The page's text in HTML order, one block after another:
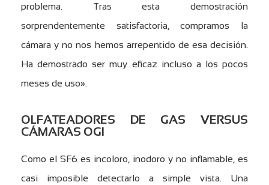
problema. Tras esta demostración
sorprendentemente satisfactoria, compramos la
cámara y no nos hemos arrepentido de esa decisión.
Ha demostrado ser muy eficaz incluso a los pocos
meses de uso».
OLFATEADORES DE GAS VERSUS
CÁMARAS OGI
Como el SF6 es incoloro, inodoro y no inflamable, es
casi imposible detectarlo a simple vista. Una